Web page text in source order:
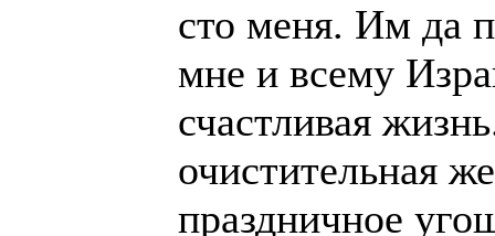
сто меня. Им да
мне и всему
счастливая
очистительная
праздничное